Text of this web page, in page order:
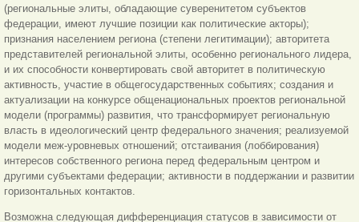
(региональные элиты, обладающие суверенитетом субъектов
федерации, имеют лучшие позиции как политические акторы);
признания населением региона (степени легитимации); авторитета
представителей региональной элиты, особенно регионального лидера,
и их способности конвертировать свой авторитет в политическую
активность, участие в общегосударственных событиях; создания и
актуализации на конкурсе общенациональных проектов региональной
модели (программы) развития, что трансформирует региональную
власть в идеологический центр федерального значения; реализуемой
модели меж-уровневых отношений; отстаивания (лоббирования)
интересов собственного региона перед федеральным центром и
другими субъектами федерации; активности в поддержании и развитии
горизонтальных контактов.
Возможна следующая дифференциация статусов в зависимости от